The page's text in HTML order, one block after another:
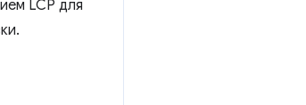
LCP для